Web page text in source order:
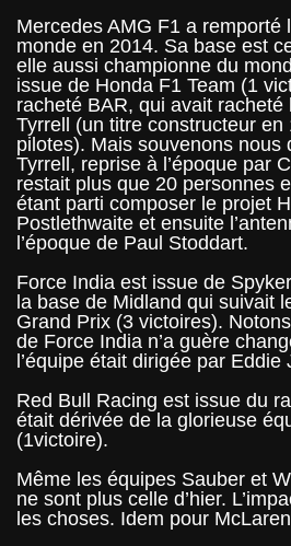
Mercedes AMG F1 a remporté
monde en 2014. Sa base est
elle aussi championne du
issue de Honda F1 Team (1
racheté BAR, qui avait racheté
Tyrrell (un titre constructeur
pilotes). Mais souvenons nous
Tyrrell, reprise à l’époque par
restait plus que 20 personnes
étant parti composer le projet
Postlethwaite et ensuite
l’époque de Paul Stoddart.
Force India est issue de
la base de Midland qui suivait
Grand Prix (3 victoires).
de Force India n’a guère
l’équipe était dirigée par Eddie
Red Bull Racing est issue du
était dérivée de la glorieuse
(1victoire).
Même les équipes Sauber et
ne sont plus celle d’hier.
les choses. Idem pour